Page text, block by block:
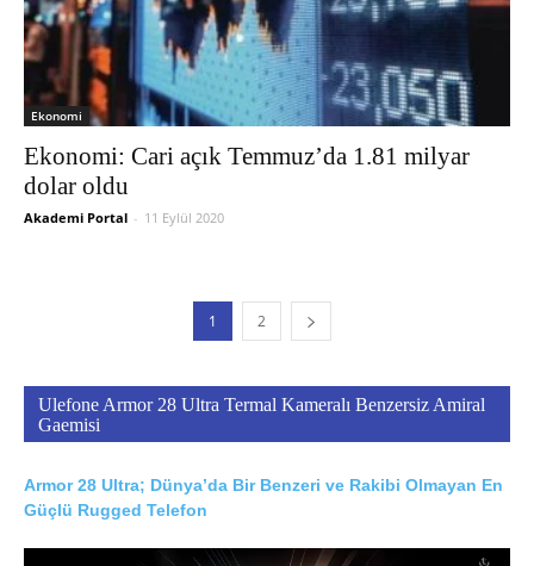
Ekonomi
Ekonomi: Cari açık Temmuz’da 1.81 milyar
dolar oldu
Akademi Portal - 11 Eylül 2020
1 2
Ulefone Armor 28 Ultra Termal Kameralı Benzersiz Amiral
Gaemisi
Armor 28 Ultra; Dünya’da Bir Benzeri ve Rakibi Olmayan En
Güçlü Rugged Telefon